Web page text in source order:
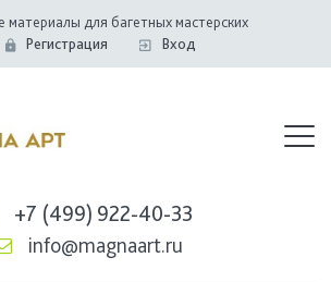
материалы для багетных мастерских
Регистрация
Вход
+7 (499) 922-40-33
info@magnaart.ru